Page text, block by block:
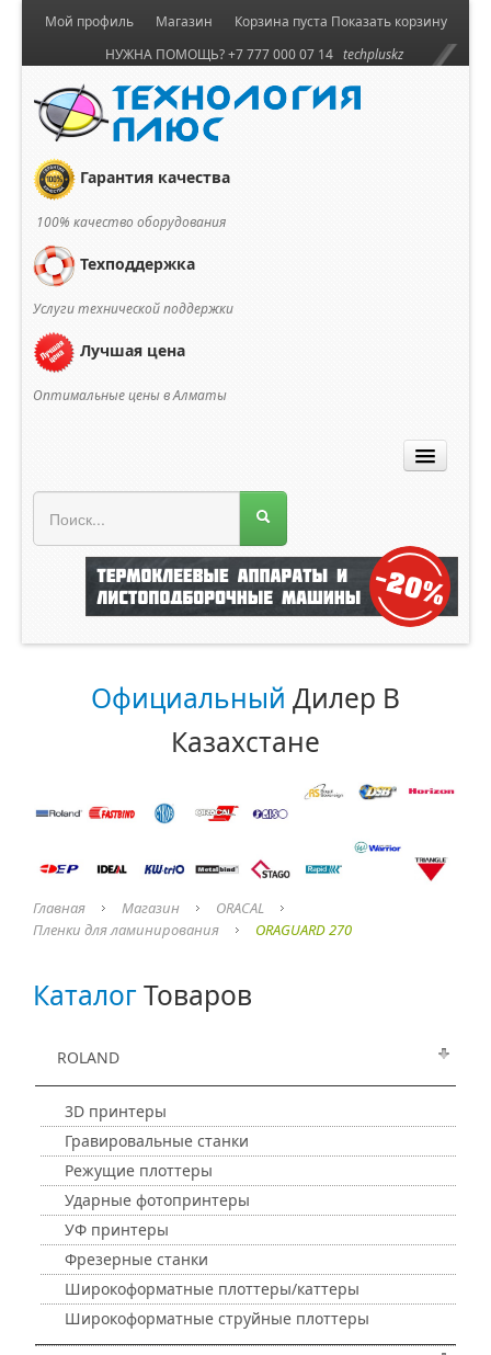
Корзина пуста Показать корзину
Мой профиль
Магазин
НУЖНА ПОМОЩЬ? +7 777 000 07 14 techpluskz
Гарантия качества
100% качество оборудования
Техподдержка
Услуги технической поддержки
Лучшая цена
Оптимальные цены в Алматы
Официальный Дилер В
Казахстане
Главная Магазин
ORACAL
Пленки для ламинирования
ORAGUARD 270
КаталогТоваров
ROLAND
3D принтеры
Гравировальные станки
Режущие плоттеры
Ударные фотопринтеры
УФ принтеры
Фрезерные станки
Широкоформатные плоттеры/каттеры
Широкоформатные струйные плоттеры